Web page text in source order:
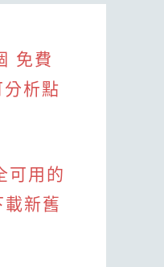
免費
析點
可用的
新舊